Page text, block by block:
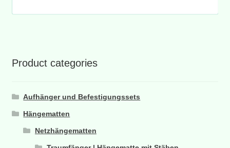
Product categories
Aufhänger und Befestigungssets
Hängematten
Netzhängematten